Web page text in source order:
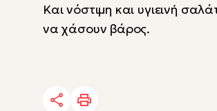
Και νόστιμη και υγιεινή
να χάσουν βάρος.